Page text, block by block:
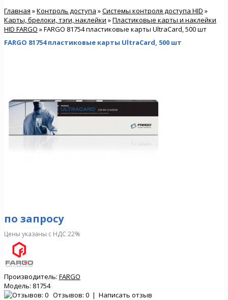
Главная »Контроль доступа »Системы контроля доступа HID »
Карты, брелоки, тэги, наклейки »Пластиковые карты и наклейки
HID FARGO » FARGO 81754 пластиковые карты UltraCard, 500 шт
FARGO 81754 пластиковые карты UltraCard, 500 шт
по запросу
Цены указаны с НДС 22%
Производитель: FARGO
Модель: 81754
Отзывов: 0 | Написать отзыв